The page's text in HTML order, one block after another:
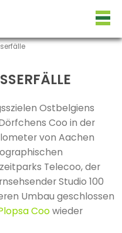
Ostbelgiens
Coo in der
von Aachen
Telecoo, der
Studio 100
Umbau geschlossen
Coowieder